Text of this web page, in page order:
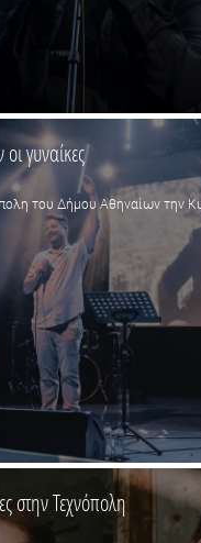
γυναίκες
του Δήμου Αθηναίων την
στην Τεχνόπολη